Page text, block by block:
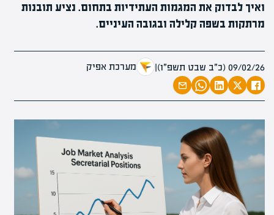
ואיך לבדוק את המגמות העתידיות בתחום. נציע תובנות
מרתקות בשפה קלילה ובגובה העיניים.
09/02/26 (כ״ב שבט תשפ״ו) | מערכת אפיק